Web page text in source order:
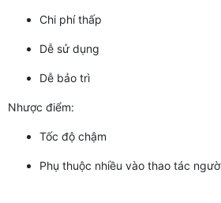
Chi phí thấp
Dễ sử dụng
Dễ bảo trì
Nhược điểm:
Tốc độ chậm
Phụ thuộc nhiều vào thao tác